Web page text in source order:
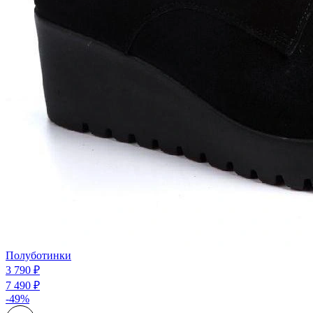
Полуботинки
3 790 ₽
7 490 ₽
-49%